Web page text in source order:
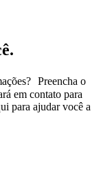
Preencha o
em contato para
para ajudar você a